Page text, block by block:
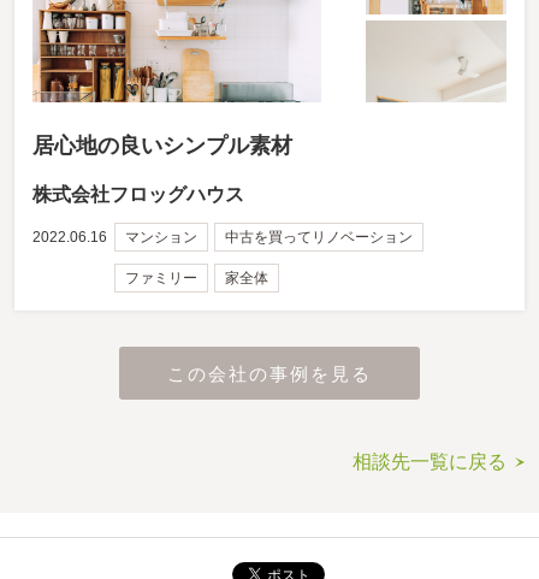
居心地の良いシンプル素材
株式会社フロッグハウス
2022.06.16 マンション 中古を買ってリノベーション
ファミリー 家全体
この会社の事例を見る
相談先一覧に戻る